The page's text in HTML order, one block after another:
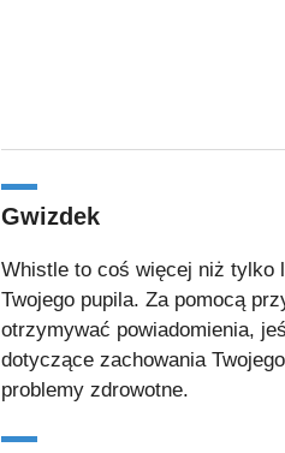
Gwizdek
Whistle to coś więcej niż tylko
Twojego pupila. Za pomocą
otrzymywać powiadomienia,
dotyczące zachowania
problemy zdrowotne.